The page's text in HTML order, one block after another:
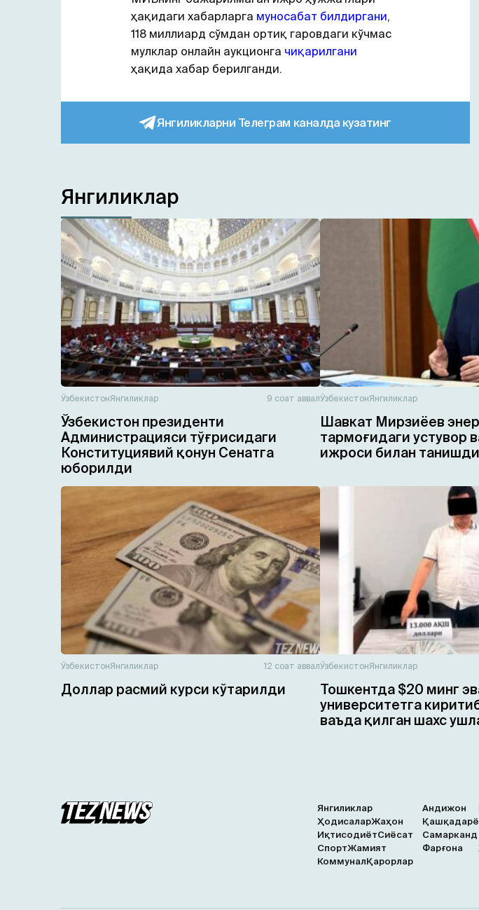
ҳақидаги хабарларга муносабат билдиргани,
118 миллиард сўмдан ортиқ гаровдаги кўчмас
мулклар онлайн аукционга чиқарилгани
ҳақида хабар берилганди.
Янгиликларни Телеграм каналда кузатинг
Янгиликлар
ЎзбекистонЯнгиликлар 9 соат аввал
Ўзбекистон президенти
Администрацияси тўғрисидаги
Конституциявий қонун Сенатга
юборилди
ЎзбекистонЯнгиликлар
Шавкат Мирзиёев
тармоғидаги устувор
ижроси билан танишди
ЎзбекистонЯнгиликлар 12 соат аввал
Доллар расмий курси кўтарилди
ЎзбекистонЯнгиликлар
Тошкентда $20 минг
университетга
ваъда қилган шахс
Янгиликлар
ҲодисаларЖаҳон
ИқтисодиётСиёсат
СпортЖамият
КоммуналҚарорлар
Андижон
Қашқадарё
Самарканд
Фарғона